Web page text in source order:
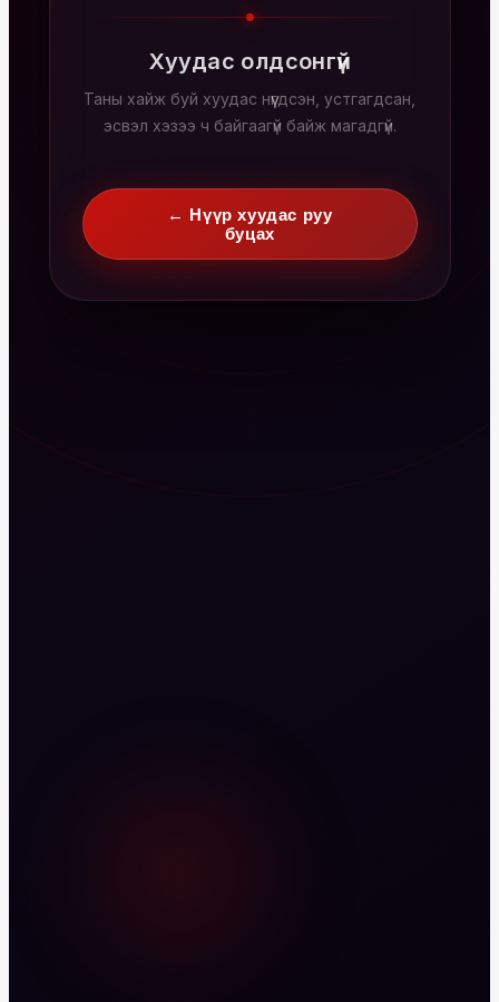
Хуудас олдсонгүй
Таны хайж буй хуудас нүүгдсэн, устгагдсан,
эсвэл хэзээ ч байгаагүй байж магадгүй.
← Нүүр хуудас руу
буцах